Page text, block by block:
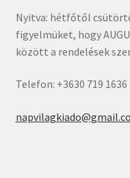
Nyitva: hétfőtől
figyelmüket, hogy
között a rendelések
Telefon: +3630 719 1636